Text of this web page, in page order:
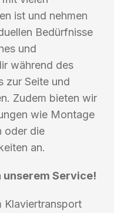
ist und nehmen
Bedürfnisse
und
während des
zur Seite und
Zudem bieten wir
wie Montage
oder die
an.
unserem Service!
Klaviertransport